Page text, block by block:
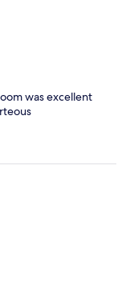
was excellent